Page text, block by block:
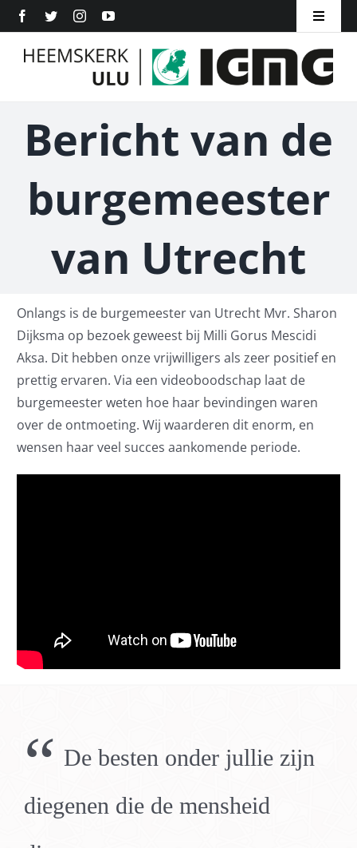
naar
inhoud
Toggle
Home
Inschrijven
ANBI
Contact
Bericht van de
burgemeester
van Utrecht
Onlangs is de burgemeester van Utrecht Mvr. Sharon
Dijksma op bezoek geweest bij Milli Gorus Mescidi
Aksa. Dit hebben onze vrijwilligers als zeer positief en
prettig ervaren. Via een videoboodschap laat de
burgemeester weten hoe haar bevindingen waren
over de ontmoeting. Wij waarderen dit enorm, en
wensen haar veel succes aankomende periode.
“ De besten onder jullie zijn
diegenen die de mensheid